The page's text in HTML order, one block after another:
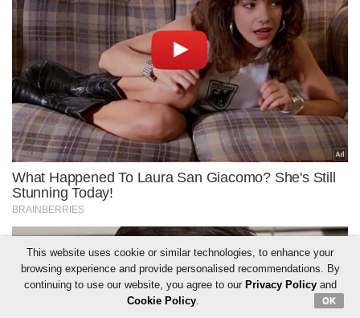
This website uses cookie or similar technologies, to enhance your
browsing experience and provide personalised recommendations. By
continuing to use our website, you agree to our Privacy Policyand
Cookie Policy. OK